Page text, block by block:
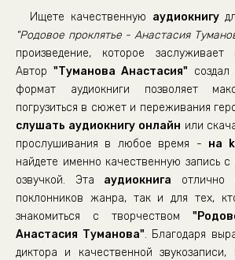
Ищете качественную аудиокнигу
"Родовое проклятье - Анастасия
произведение, которое заслуживает
Автор "Туманова Анастасия"
формат аудиокниги позволяет
погрузиться в сюжет и переживания
слушать аудиокнигу онлайн или
прослушивания в любое время - на
найдете именно качественную запись
озвучкой. Эта аудиокнига отлично
поклонников жанра, так и для тех,
знакомиться с творчеством
Анастасия Туманова". Благодаря
диктора и качественной